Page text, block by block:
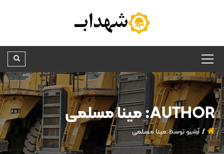
AUTHOR: مینا مسلمی
آرشیو توسط:مینا مسلمی